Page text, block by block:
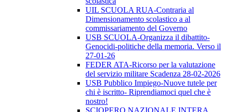
UIL SCUOLA RUA-Contraria al
Dimensionamento scolastico a al
commissariamento del Governo
USB SCUOLA-Organizza il dibattito-
Genocidi-politiche della memoria. Verso il
27-01-26
FEDER ATA-Ricorso per la valutazione
del servizio militare Scadenza 28-02-2026
USB Pubblico Impiego-Nuove tutele per
chi è iscritto- Riprendiamoci quel che è
nostro!